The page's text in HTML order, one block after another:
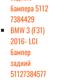
бампера 5112
7384429
BMW 3 (F31)
2016- LCI
бампер
задний
51127384577